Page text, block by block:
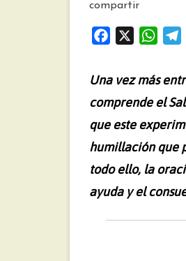
compartir
b
o
o
W
s
A
p
r
Una vez más
comprende el
que este
humillación que
todo ello, la
ayuda y el